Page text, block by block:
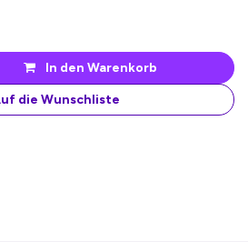
In den Warenkorb
die Wunschliste